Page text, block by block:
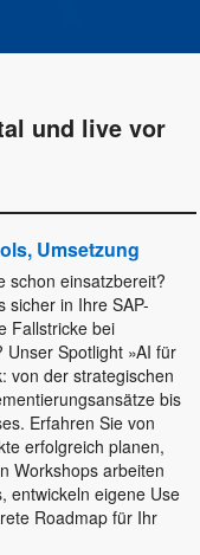
und live vor
Umsetzung
schon einsatzbereit?
sicher in Ihre SAP-
Fallstricke bei
Spotlight »AI für
von der strategischen
bis
Erfahren Sie von
erfolgreich planen,
Workshops arbeiten
entwickeln eigene Use
Roadmap für Ihr